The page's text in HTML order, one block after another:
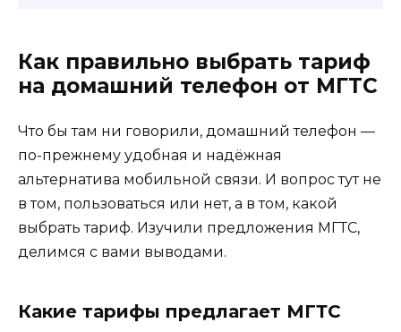
Как правильно выбрать тариф
на домашний телефон от МГТС
Что бы там ни говорили, домашний телефон —
по-прежнему удобная и надёжная
альтернатива мобильной связи. И вопрос тут не
в том, пользоваться или нет, а в том, какой
выбрать тариф. Изучили предложения МГТС,
делимся с вами выводами.
Какие тарифы предлагает МГТС